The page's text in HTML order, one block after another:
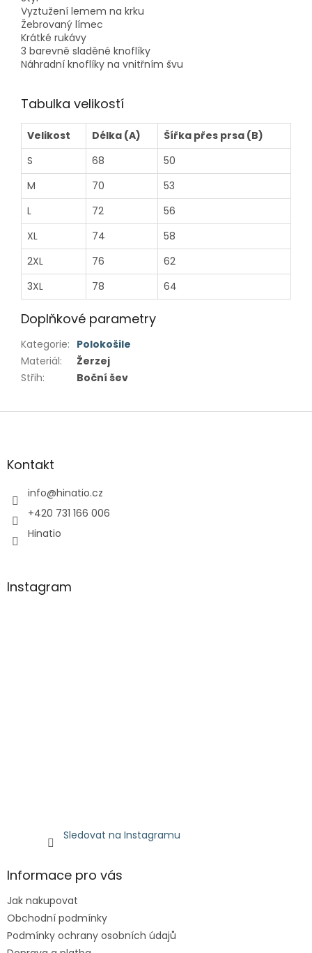
Vyztužení lemem na krku
Žebrovaný límec
Krátké rukávy
3 barevně sladěné knoflíky
Náhradní knoflíky na vnitřním švu
Tabulka velikostí
Velikost Délka (A)
Šířka přes prsa (B)
S
68
50
M
70
53
L
72
56
XL
74
58
2XL
76
62
3XL
78 64
Doplňkové parametry
Kategorie: Polokošile
Materiál:
Žerzej
Střih: Boční šev
Z
aKontakt
info@hinatio.cz
+420 731 166 006
Hinatio
Instagram
Sledovat na Instagramu
Informace pro vás
Jak nakupovat
Obchodní podmínky
Podmínky ochrany osobních údajů